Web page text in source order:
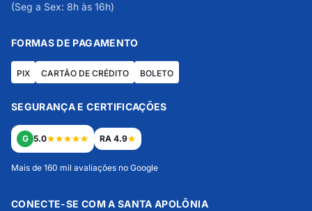
(Seg a Sex: 8h às 16h)
FORMAS DE PAGAMENTO
PIX CARTÃO DE CRÉDITO BOLETO
SEGURANÇA E CERTIFICAÇÕES
G 5.0 RA 4.9
Mais de 160 mil avaliações no Google
CONECTE-SE COM A SANTA APOLÔNIA